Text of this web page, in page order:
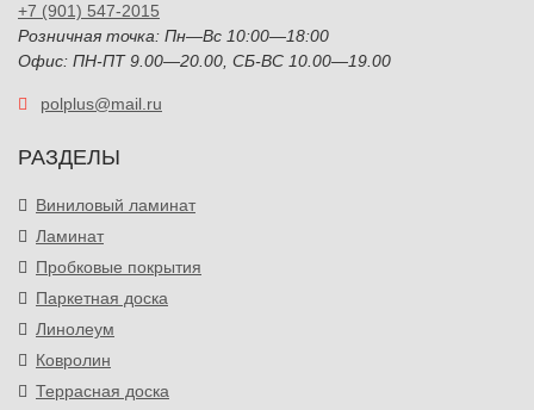
+7 (901) 547-2015
Розничная точка: Пн—Вс 10:00—18:00
Офис: ПН-ПТ 9.00—20.00, СБ-ВС 10.00—19.00
polplus@mail.ru
РАЗДЕЛЫ
Виниловый ламинат
Ламинат
Пробковые покрытия
Паркетная доска
Линолеум
Ковролин
Террасная доска